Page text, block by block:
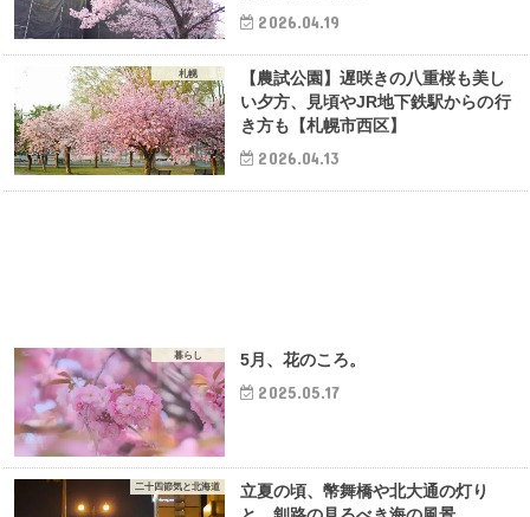
2026.04.19
札幌
【農試公園】遅咲きの八重桜も美し
い夕方、見頃やJR地下鉄駅からの行
き方も【札幌市西区】
2026.04.13
暮らし 5月、花のころ。
2025.05.17
二十四節気と北海道
立夏の頃、幣舞橋や北大通の灯り